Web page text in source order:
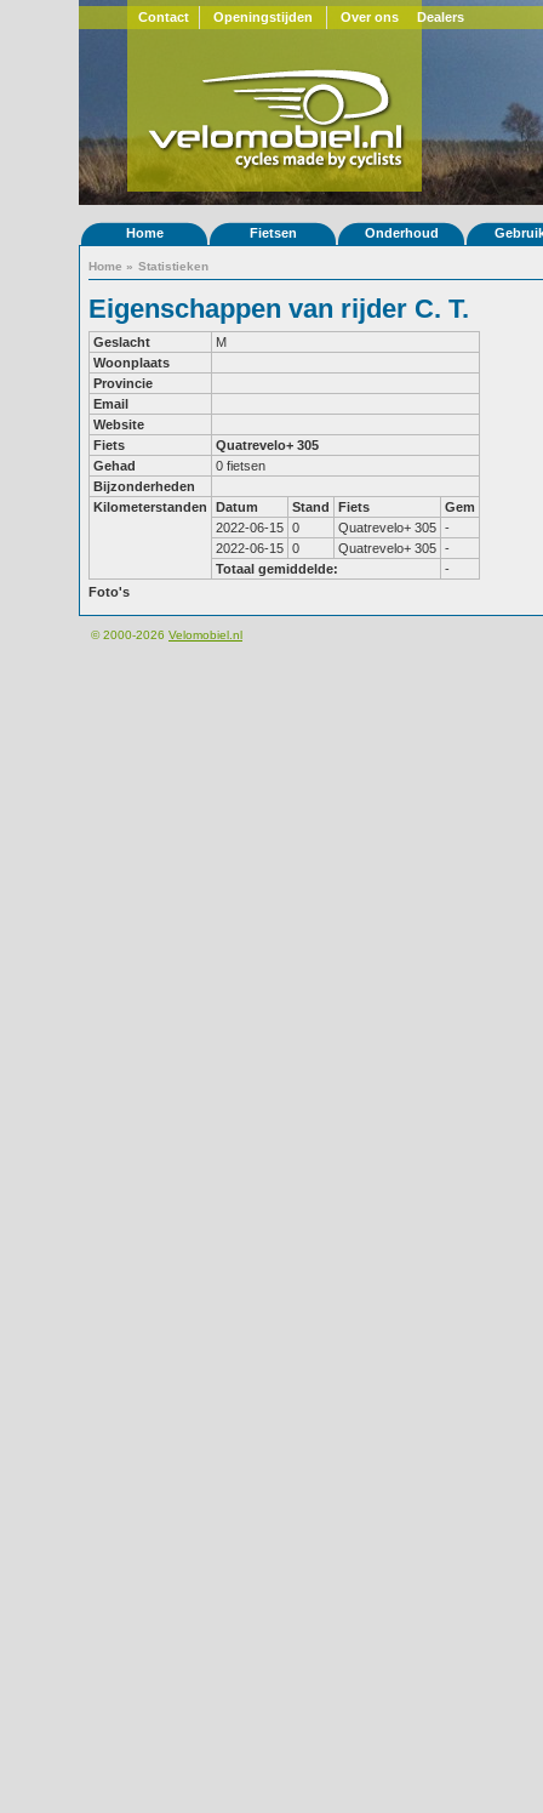
Contact Openingstijden Over ons Dealers
Home Fietsen Onderhoud
Home » Statistieken
Eigenschappen van rijder C. T.
Geslacht
M
Woonplaats
Provincie
Email
Website
Fiets
Quatrevelo+ 305
Gehad
0 fietsen
Bijzonderheden
Kilometerstanden
Datum Stand Fiets
Gem
2022-06-15 0 Quatrevelo+ 305 -
2022-06-15 0 Quatrevelo+ 305 -
Totaal gemiddelde:
-
Foto's
© 2000-2026 Velomobiel.nl